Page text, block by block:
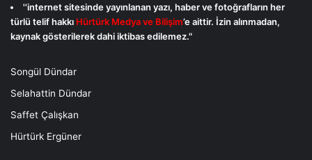
''internet sitesinde yayınlanan yazı, haber ve fotoğrafların her
türlü telif hakkı Hürtürk Medya ve Bilişim’e aittir. İzin alınmadan,
kaynak gösterilerek dahi iktibas edilemez."
Songül Dündar
Selahattin Dündar
Saffet Çalışkan
Hürtürk Ergüner